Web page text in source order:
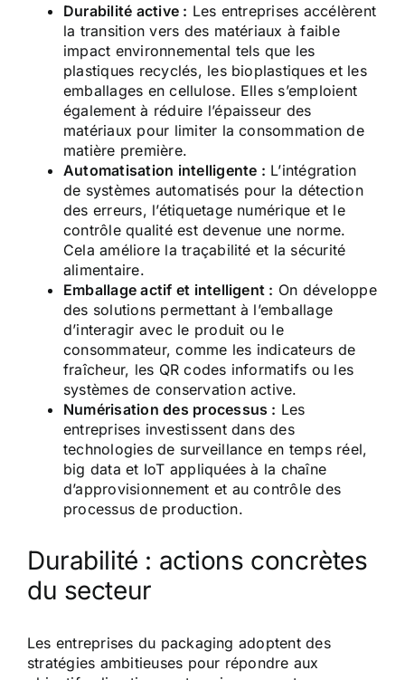
Durabilité active : Les entreprises accélèrent
la transition vers des matériaux à faible
impact environnemental tels que les
plastiques recyclés, les bioplastiques et les
emballages en cellulose. Elles s’emploient
également à réduire l’épaisseur des
matériaux pour limiter la consommation de
matière première.
Automatisation intelligente : L’intégration
de systèmes automatisés pour la détection
des erreurs, l’étiquetage numérique et le
contrôle qualité est devenue une norme.
Cela améliore la traçabilité et la sécurité
alimentaire.
Emballage actif et intelligent : On développe
des solutions permettant à l’emballage
d’interagir avec le produit ou le
consommateur, comme les indicateurs de
fraîcheur, les QR codes informatifs ou les
systèmes de conservation active.
Numérisation des processus : Les
entreprises investissent dans des
technologies de surveillance en temps réel,
big data et IoT appliquées à la chaîne
d’approvisionnement et au contrôle des
processus de production.
Durabilité : actions concrètes
du secteur
Les entreprises du packaging adoptent des
stratégies ambitieuses pour répondre aux